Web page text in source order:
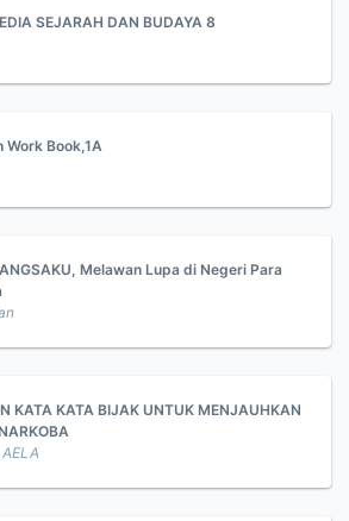
SEJARAH DAN BUDAYA 8
Work Book,1A
Melawan Lupa di Negeri Para
KATA KATA BIJAK UNTUK MENJAUHKAN